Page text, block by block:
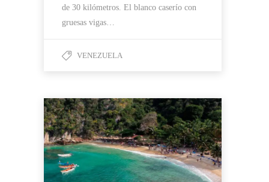
de 30 kilómetros. El blanco caserío con
gruesas vigas…
VENEZUELA